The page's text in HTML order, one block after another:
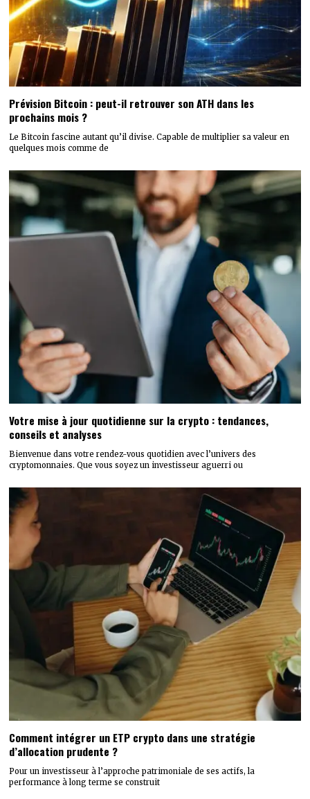
Prévision Bitcoin : peut-il retrouver son ATH dans les
prochains mois ?
Le Bitcoin fascine autant qu’il divise. Capable de multiplier sa valeur en
quelques mois comme de
Votre mise à jour quotidienne sur la crypto : tendances,
conseils et analyses
Bienvenue dans votre rendez-vous quotidien avec l’univers des
cryptomonnaies. Que vous soyez un investisseur aguerri ou
Comment intégrer un ETP crypto dans une stratégie
d’allocation prudente ?
Pour un investisseur à l’approche patrimoniale de ses actifs, la
performance à long terme se construit